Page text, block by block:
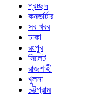
প্রচ্ছদ
কনভার্টার
সব খবর
ঢাকা
রংপুর
সিলেট
রাজশাহী
খুলনা
চট্টগ্রাম